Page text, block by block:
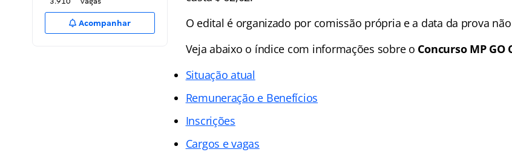
Acompanhar
O edital é organizado por comissão própria e a data da prova
Veja abaixo o índice com informações sobre o Concurso MP
Situação atual
Remuneração e Benefícios
Inscrições
Cargos e vagas